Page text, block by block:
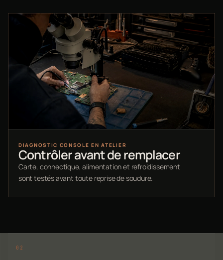
DIAGNOSTIC CONSOLE EN ATELIER
Contrôler avant de remplacer
Carte, connectique, alimentation et refroidissement
sont testés avant toute reprise de soudure.